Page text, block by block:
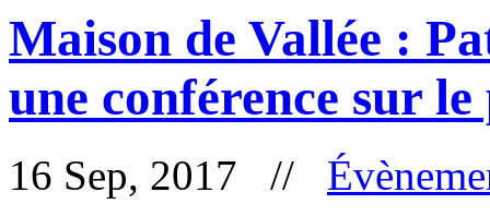
Maison de Vallée :
une conférence sur
16 Sep, 2017 //